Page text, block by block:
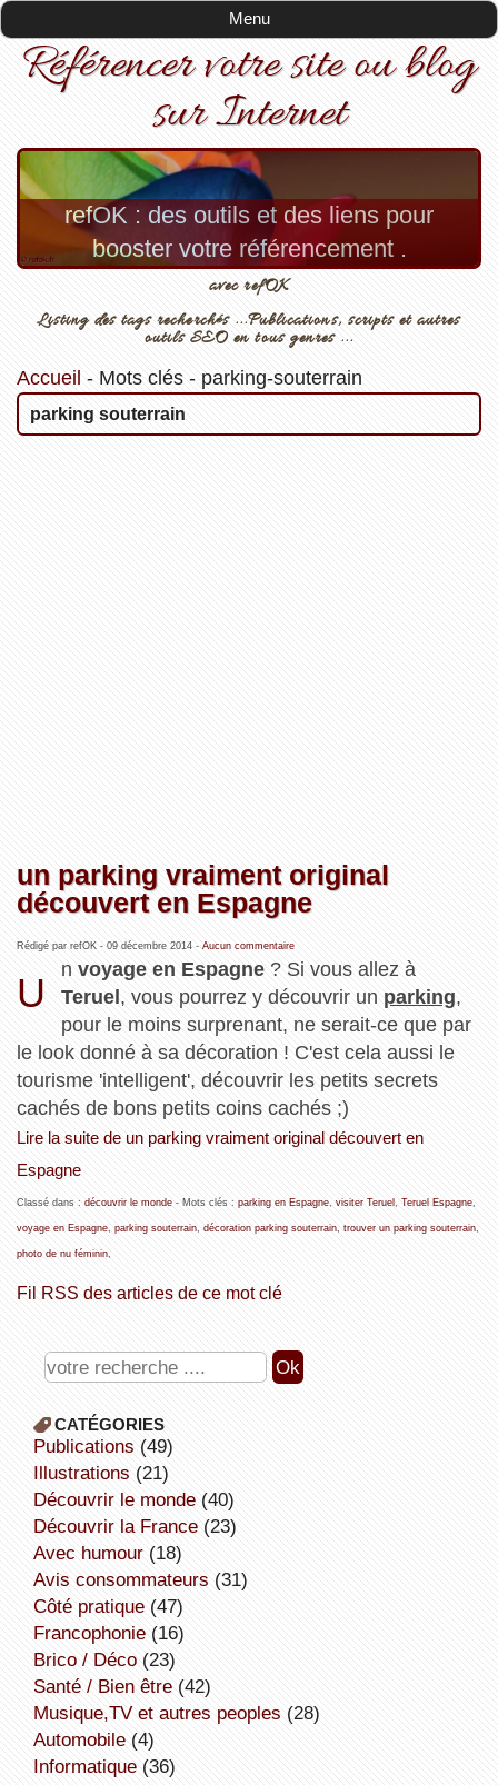
Menu
Référencer votre site ou blog
sur Internet
refOK : des outils et des liens pour
booster votre référencement .
avec refOK
Listing des tags recherchés ...Publications, scripts et autres
outils SEO en tous genres ...
Accueil - Mots clés- parking-souterrain
parking souterrain
un parking vraiment original
découvert en Espagne
Rédigé par refOK - 09 décembre 2014- Aucun commentaire
U
nvoyage en Espagne ? Si vous allez à
Teruel, vous pourrez y découvrir un parking,
pour le moins surprenant, ne serait-ce que par
le look donné à sa décoration ! C'est cela aussi le
tourisme 'intelligent', découvrir les petits secrets
cachés de bons petits coins cachés ;)
Lire la suite de un parking vraiment original découvert en
Espagne
Classé dans : découvrir le monde- Mots clés : parking en Espagne, visiter Teruel Teruel Espagne,
voyage en Espagne, parking souterrain, décoration parking souterrain, trouver un parking souterrain,
photo de nu féminin,
Fil RSS des articles de ce mot clé
CATÉGORIES
publications (49)
illustrations (21)
découvrir le monde(40)
découvrir la France(23)
avec humour(18)
avis consommateurs (31)
côté pratique(47)
Francophonie(16)
Brico / Déco(23)
Santé / Bien être(42)
Musique,TV et autres peoples (28)
Automobile(4)
informatique(36)